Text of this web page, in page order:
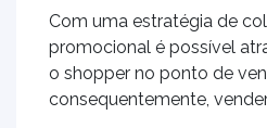
Com uma estratégia de
promocional é possível
o shopper no ponto de
consequentemente,